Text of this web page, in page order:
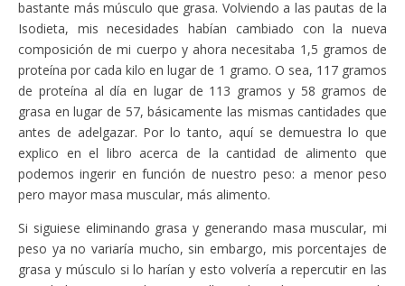
bastante más músculo que grasa. Volviendo a las pautas de la
Isodieta, mis necesidades habían cambiado con la nueva
composición de mi cuerpo y ahora necesitaba 1,5 gramos de
proteína por cada kilo en lugar de 1 gramo. O sea, 117 gramos
de proteína al día en lugar de 113 gramos y 58 gramos de
grasa en lugar de 57, básicamente las mismas cantidades que
antes de adelgazar. Por lo tanto, aquí se demuestra lo que
explico en el libro acerca de la cantidad de alimento que
podemos ingerir en función de nuestro peso: a menor peso
pero mayor masa muscular, más alimento.
Si siguiese eliminando grasa y generando masa muscular, mi
peso ya no variaría mucho, sin embargo, mis porcentajes de
grasa y músculo si lo harían y esto volvería a repercutir en las